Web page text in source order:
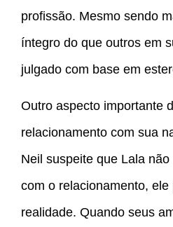
profissão. Mesmo sendo
íntegro do que outros em
julgado com base em
Outro aspecto importante
relacionamento com sua
Neil suspeite que Lala
com o relacionamento,
realidade. Quando seus